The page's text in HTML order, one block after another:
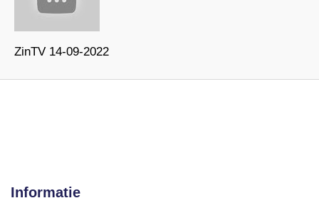
ZinTV 14-09-2022
Informatie